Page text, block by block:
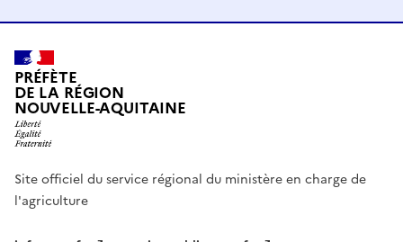
PRÉFÈTE
DE LA RÉGION
NOUVELLE-AQUITAINE
Site officiel du service régional du ministère en charge de
l'agriculture